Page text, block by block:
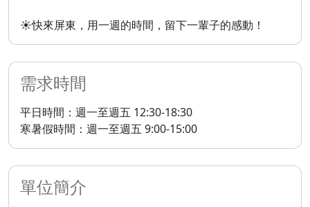
☀️快來屏東，用一週的時間，留下一輩子的感動！
需求時間
平日時間：週一至週五 12:30-18:30
寒暑假時間：週一至週五 9:00-15:00
單位簡介